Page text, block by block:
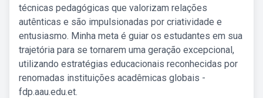
técnicas pedagógicas que valorizam relações
autênticas e são impulsionadas por criatividade e
entusiasmo. Minha meta é guiar os estudantes em sua
trajetória para se tornarem uma geração excepcional,
utilizando estratégias educacionais reconhecidas por
renomadas instituições acadêmicas globais -
fdp.aau.edu.et.